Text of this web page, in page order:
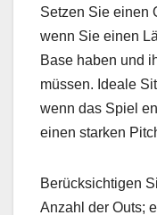
Setzen Sie einen
wenn Sie einen
Base haben und
müssen. Ideale
wenn das Spiel
einen starken
Berücksichtigen
Anzahl der Outs;